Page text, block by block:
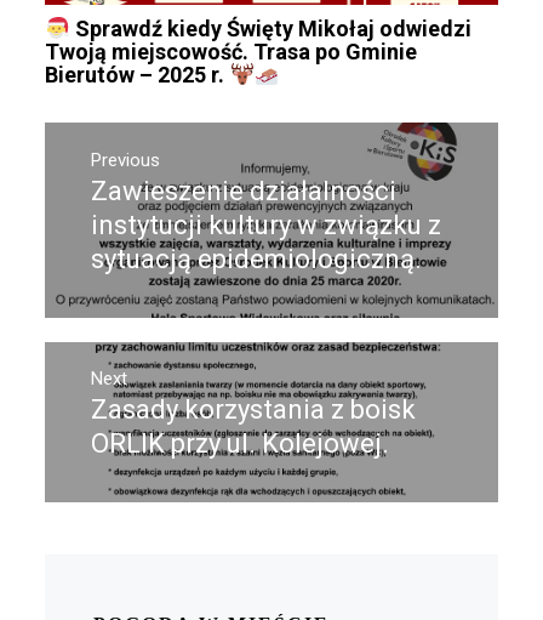
Sprawdź kiedy Święty Mikołaj odwiedzi
Twoją miejscowość. Trasa po Gminie
Bierutów – 2025 r.
wpisuPrevious
Previous
post:
Zawieszenie działalności
instytucji kultury w związku z
sytuacją epidemiologiczną.
Next
Next
post:
Zasady korzystania z boisk
ORLIK przy ul. Kolejowej.